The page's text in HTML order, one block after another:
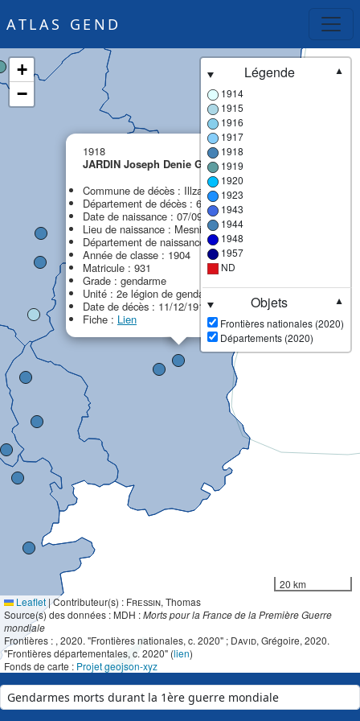
ATLAS GEND
1918
JARDIN Joseph Denie Gaston
MPF
Commune de décès : Illzach
Département de décès : 68 - Haut-Rhin
Date de naissance : 07/09/1884
Lieu de naissance : Mesnil-sur-Oger (Le)
Département de naissance : 51 - Marne
Année de classe : 1904
Matricule : 931
Grade : gendarme
Unité : 2e légion de gendarmerie (2e LG)
Date de décès : 11/12/1918
Fiche : Lien
+
−
Légende
▼
1914
1915
1916
1917
1918
1919
1920
1923
1943
1944
1948
1957
ND
Objets
▼
Frontières nationales (2020)
Départements (2020)
20 km
Leaflet |Contributeur(s) : Fressin, Thomas
Source(s) des données : MDH :Morts pour la France de la Première Guerre
mondiale
Frontières : , 2020. "Frontières nationales, c. 2020" ; David, Grégoire, 2020.
"Frontières départementales, c. 2020" (lien)
Fonds de carte : Projet geojson-xyz